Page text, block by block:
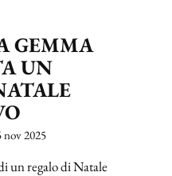
GEMMA
UN
nov 2025
un regalo di Natale